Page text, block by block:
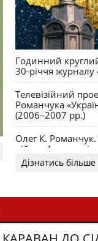
Годинний
30-річчя журналу
Телевізійний
Романчука
(2006–2007 рр.)
Олег К. Романчук.
війни. Акценти і
Дізнатись більше